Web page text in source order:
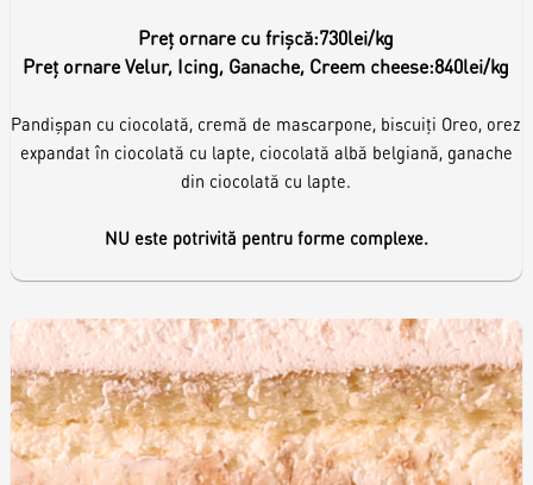
Preț ornare cu frișcă:730lei/kg
Preț ornare Velur, Icing, Ganache, Creem cheese:840lei/kg
Pandișpan cu ciocolată, cremă de mascarpone, biscuiți Oreo, orez
expandat în ciocolată cu lapte, ciocolată albă belgiană, ganache
din ciocolată cu lapte.
NU este potrivită pentru forme complexe.